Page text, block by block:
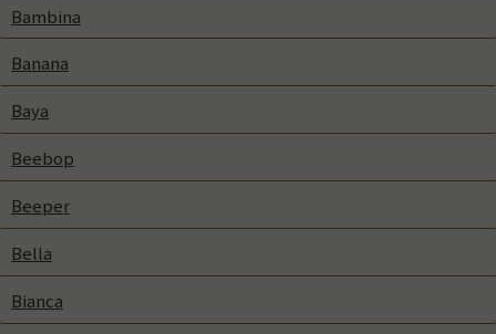
Bambina
Banana
Baya
Beebop
Beeper
Bella
Bianca